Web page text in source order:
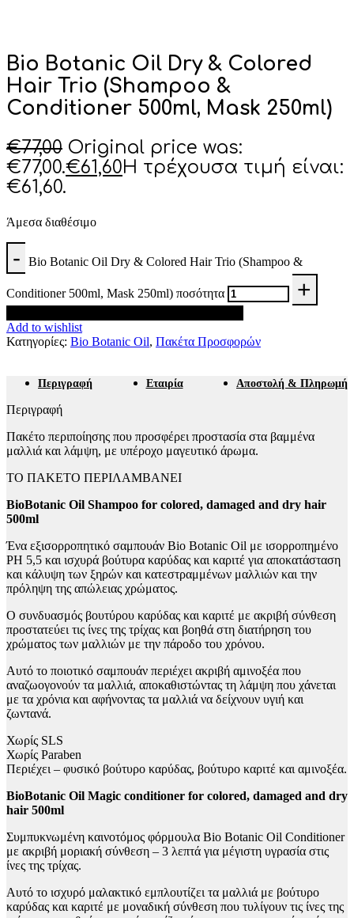
Bio Botanic Oil Dry & Colored
Hair Trio (Shampoo &
Conditioner 500ml, Mask 250ml)
€77,00 Original price was:
€77,00.€61,60Η τρέχουσα τιμή είναι:
€61,60.
Άμεσα διαθέσιμο
Bio Botanic Oil Dry & Colored Hair Trio (Shampoo &
Conditioner 500ml, Mask 250ml) ποσότητα
Add to wishlist
Κατηγορίες: Bio Botanic Oil, Πακέτα Προσφορών
Περιγραφή Εταιρία Αποστολή & Πληρωμή
Περιγραφή
Πακέτο περιποίησης που προσφέρει προστασία στα βαμμένα
μαλλιά και λάμψη, με υπέροχο μαγευτικό άρωμα.
ΤΟ ΠΑΚΕΤΟ ΠΕΡΙΛΑΜΒΑΝΕΙ
BioBotanic Oil Shampoo for colored, damaged and dry hair
500ml
Ένα εξισορροπητικό σαμπουάν Bio Botanic Oil με ισορροπημένο
PH 5,5 και ισχυρά βούτυρα καρύδας και καριτέ για αποκατάσταση
και κάλυψη των ξηρών και κατεστραμμένων μαλλιών και την
πρόληψη της απώλειας χρώματος.
Ο συνδυασμός βουτύρου καρύδας και καριτέ με ακριβή σύνθεση
προστατεύει τις ίνες της τρίχας και βοηθά στη διατήρηση του
χρώματος των μαλλιών με την πάροδο του χρόνου.
Αυτό το ποιοτικό σαμπουάν περιέχει ακριβή αμινοξέα που
αναζωογονούν τα μαλλιά, αποκαθιστώντας τη λάμψη που χάνεται
με τα χρόνια και αφήνοντας τα μαλλιά να δείχνουν υγιή και
ζωντανά.
Χωρίς SLS
Χωρίς Paraben
Περιέχει – φυσικό βούτυρο καρύδας, βούτυρο καριτέ και αμινοξέα.
BioBotanic Oil Magic conditioner for colored, damaged and dry
hair 500ml
Συμπυκνωμένη καινοτόμος φόρμουλα Bio Botanic Oil Conditioner
με ακριβή μοριακή σύνθεση – 3 λεπτά για μέγιστη υγρασία στις
ίνες της τρίχας.
Αυτό το ισχυρό μαλακτικό εμπλουτίζει τα μαλλιά με βούτυρο
καρύδας και καριτέ με μοναδική σύνθεση που τυλίγουν τις ίνες της